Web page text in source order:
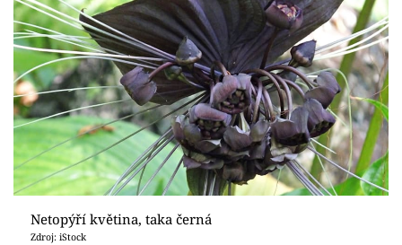
Netopýří květina, taka černá
Zdroj: iStock